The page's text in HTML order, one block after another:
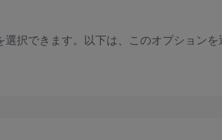
択できます。以下は、このオプションを